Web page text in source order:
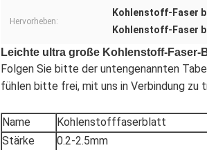
Hervorheben:
Kohlenstoff-Faser
Kohlenstoff-Faser
Leichte ultra große Kohlenstoff-Faser-
Folgen Sie bitte der untengenannten
fühlen bitte frei, mit uns in Verbindung zu
Name
Kohlenstofffaserblatt
Stärke
0.2-2.5mm